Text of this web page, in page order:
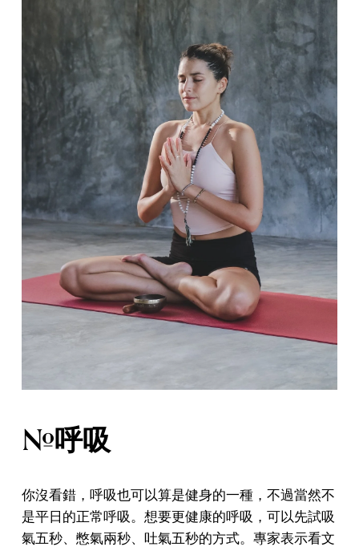
#呼吸
你沒看錯，呼吸也可以算是健身的一種，不過當然不
是平日的正常呼吸。想要更健康的呼吸，可以先試吸
氣五秒、憋氣兩秒、吐氣五秒的方式。專家表示看文